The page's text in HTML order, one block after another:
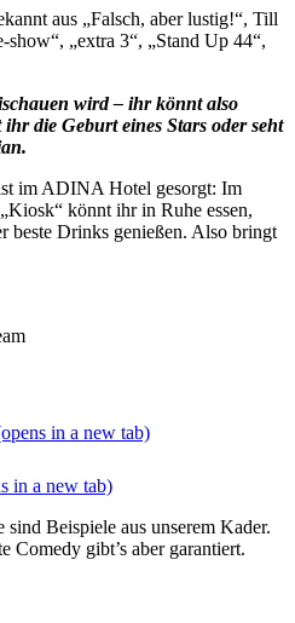
aus „Falsch, aber lustig!“, Till
show“, „extra 3“, „Stand Up 44“,
wird – ihr könnt also
die Geburt eines Stars oder seht
im ADINA Hotel gesorgt: Im
könnt ihr in Ruhe essen,
beste Drinks genießen. Also bringt
in a new tab)
in a new tab)
Beispiele aus unserem Kader.
Comedy gibt’s aber garantiert.